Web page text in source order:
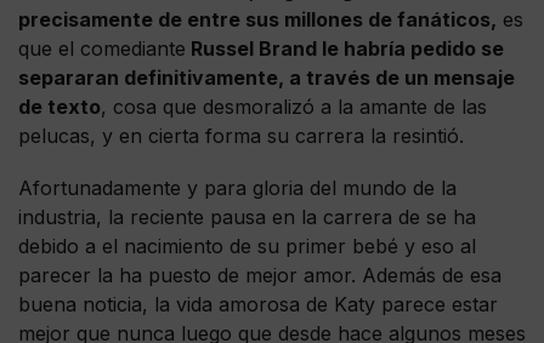
precisamente de entre sus millones de fanáticos, es
que el comediante Russel Brand le habría pedido se
separaran definitivamente, a través de un mensaje
de texto, cosa que desmoralizó a la amante de las
pelucas, y en cierta forma su carrera la resintió.
Afortunadamente y para gloria del mundo de la
industria, la reciente pausa en la carrera de se ha
debido a el nacimiento de su primer bebé y eso al
parecer la ha puesto de mejor amor. Además de esa
buena noticia, la vida amorosa de Katy parece estar
mejor que nunca luego que desde hace algunos meses